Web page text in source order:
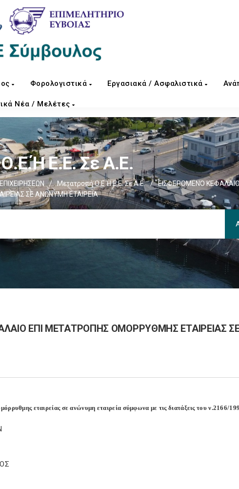
Φορολογιστικά Εργασιακά / Ασφαλιστικά
Νέα / Μελέτες
Ε.Ε. Σε Α.Ε.
/ Μετατροπή Ο.Ε.ή Ε.Ε. Σε Α.Ε. /
ΕΙΣΦΕΡΟΜΕΝΟ
ΣΕ ΑΝΩΝΥΜΗ ΕΤΑΙΡΕΙΑ
ΕΠΙ ΜΕΤΑΤΡΟΠΗΣ ΟΜΟΡΡΥΘΜΗΣ ΕΤΑΙΡΕΙΑΣ
εταιρείας σε ανώνυμη εταιρεία σύμφωνα με τις διατάξεις του ν.2166/